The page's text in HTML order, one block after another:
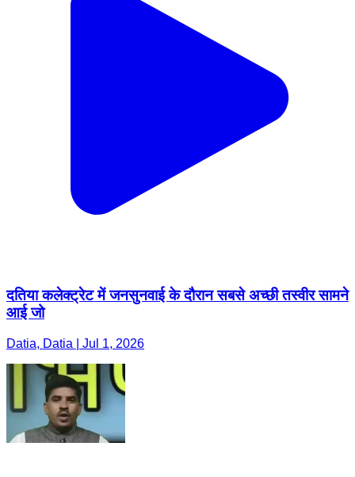
दतिया कलेक्ट्रेट में जनसुनवाई के दौरान सबसे अच्छी तस्वीर सामने
आई जो
Datia, Datia | Jul 1, 2026